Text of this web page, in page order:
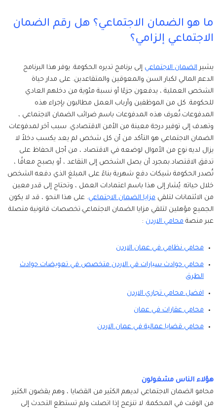
ما هو الضمان الاجتماعي؟ هل رقم الضمان
الاجتماعي إلزامي؟
يشير الضمان الاجتماعي إلى برنامج تديره الحكومة. يوفر هذا البرنامج
الدعم المالي لكبار السن والمعوقين والمتقاعدين. على مدار حياة
الشخص العملية ، يدفعون جزءًا أو نسبة مئوية من دخلهم العادي
للحكومة. كل من الموظفين وأرباب العمل مطالبون بإجراء هذه
المدفوعات.تُعرف هذه المدفوعات باسم ضرائب الضمان الاجتماعي ،
وتهدف إلى توفير درجة معينة من الأمن الاقتصادي. سبب آخر لمدفوعات
الضمان الاجتماعي هو التأكد من أن كل شخص لم يعد يكسب دخلاً لا
يزال لديه نوع من الأموال لوضعه في الاقتصاد ، من أجل الحفاظ على
تدفق الاقتصاد.بمجرد أن يصل الشخص إلى التقاعد ، أو يصبح معاقًا ،
تُصدر الحكومة شيكات دفع شهرية بناءً على المبلغ الذي دفعه الشخص
خلال حياته. يُشار إلى هذا باسم اعتمادات العمل ، وتحتاج إلى قدر معين
من الائتمانات لتلقي مزايا الضمان الاجتماعي. على هذا النحو ، قد لا يكون
الجميع مؤهلين لتلقي مزايا الضمان الاجتماعي.تخصصات قانونية متصلة
عبر منصة محامي الاردن :
محامي نظامي في عمان الاردن
محامي حوادث سيارات في الاردن متخصص في تعويضات حوادث
الطرق
افضل محامي تجاري الاردن
محامي عقارات في عمان
محامي قضايا عمالية في عمان الاردن
هؤلاء الناس مشغولون
محامو الضمان الاجتماعي لديهم الكثير من القضايا ، وهم يقضون الكثير
من الوقت في المحكمة. لا تنزعج إذا اتصلت ولم تستطع التحدث إلى